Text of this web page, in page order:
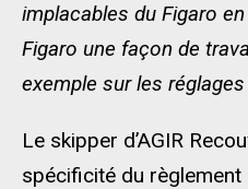
implacables du Figaro
Figaro une façon de
exemple sur les
Le skipper d’AGIR
spécificité du règlement